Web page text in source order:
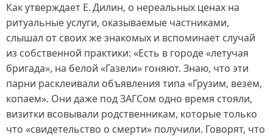
Как утверждает Е. Дилин, о нереальных ценах на
ритуальные услуги, оказываемые частниками,
слышал от своих же знакомых и вспоминает случай
из собственной практики: «Есть в городе «летучая
бригада», на белой «Газели» гоняют. Знаю, что эти
парни расклеивали объявления типа «Грузим, везем,
копаем». Они даже под ЗАГСом одно время стояли,
визитки всовывали родственникам, которые только
что «свидетельство о смерти» получили. Говорят, что